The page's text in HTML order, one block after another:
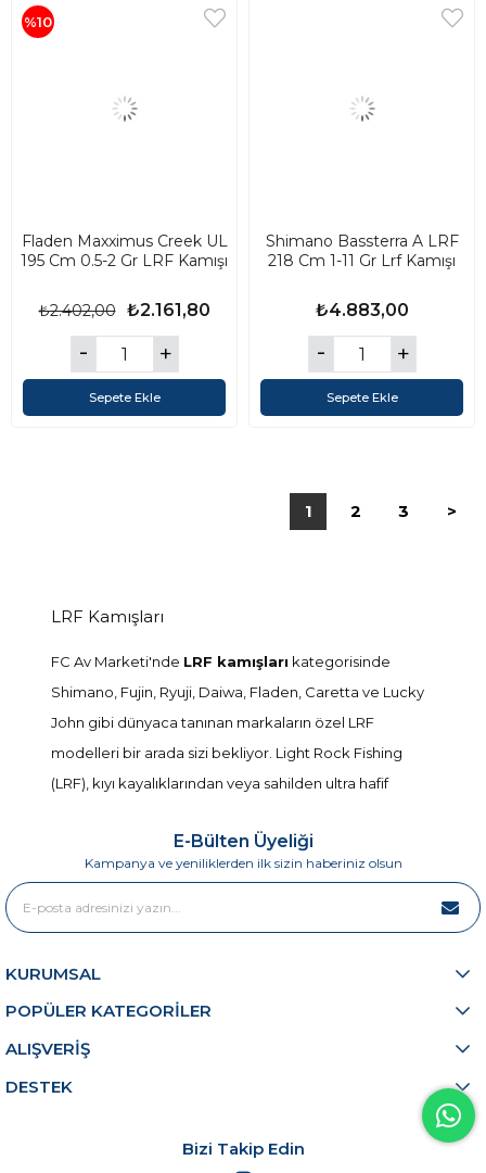
Fladen Maxximus Creek UL
195 Cm 0.5-2 Gr LRF Kamışı
₺2.161,80
₺2.402,00
Sepete Ekle
%10
Shimano Bassterra A LRF
218 Cm 1-11 Gr Lrf Kamışı
₺4.883,00
Sepete Ekle
1 2 3 >
LRF Kamışları
FC Av Marketi'nde LRF kamışları kategorisinde
Shimano, Fujin, Ryuji, Daiwa, Fladen, Caretta ve Lucky
John gibi dünyaca tanınan markaların özel LRF
modelleri bir arada sizi bekliyor. Light Rock Fishing
(LRF), kıyı kayalıklarından veya sahilden ultra hafif
küçük-orta boy balıkları avlama tekniğidir. Bu tekniğin
temel taşı ise doğru
LRF Kamışı Nedir? Nasıl Seçilir?
yemlerden micro jig headlara kadar her türlü LRF
sahteciğini doğal hareket ettirmek için özel olarak
tasarlanmışlardır. LRF kamışı seçerken dikkat edilmesi
gereken başlıca parametreler şunlardır:
E-Bülten Üyeliği
Kampanya ve yeniliklerden ilk sizin haberiniz olsun
KURUMSAL
POPÜLER KATEGORİLER
ALIŞVERİŞ
DESTEK
Bizi Takip Edin